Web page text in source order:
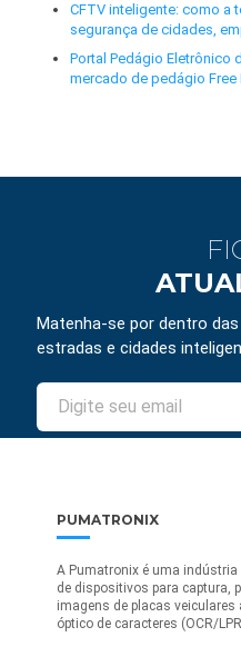
CFTV inteligente: como a
segurança de cidades,
Portal Pedágio Eletrônico
mercado de pedágio Free
Matenha-se por dentro
estradas e cidades
PUMATRONIX
A Pumatronix é uma
de dispositivos para captura,
imagens de placas
óptico de caracteres (OCR/